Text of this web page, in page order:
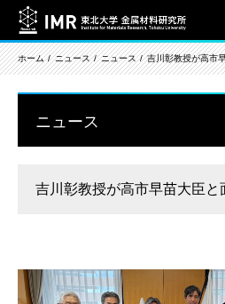
ホーム ニュース ニュース 吉川彰教授が高市
ニュース
吉川彰教授が高市早苗大臣と